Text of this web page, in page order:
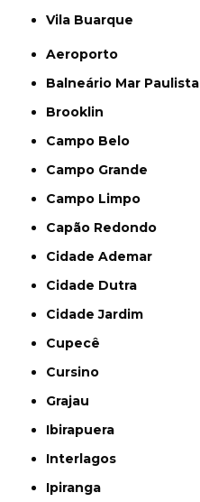
Vila Buarque
Aeroporto
Balneário Mar Paulista
Brooklin
Campo Belo
Campo Grande
Campo Limpo
Capão Redondo
Cidade Ademar
Cidade Dutra
Cidade Jardim
Cupecê
Cursino
Grajau
Ibirapuera
Interlagos
Ipiranga